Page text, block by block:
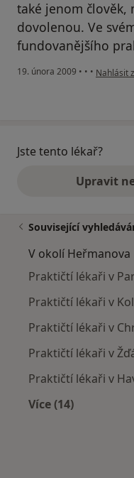
také jenom člověk,
dovolenou. Ve
fundovanějšího
19. února 2009 • • • podle
Nahlásit
Jste tento lékař?
Upravit
Související
V okolí Heřmanova
Praktičtí lékaři v
Praktičtí lékaři v
Praktičtí lékaři v
Praktičtí lékaři v
Praktičtí lékaři v
Více (14)